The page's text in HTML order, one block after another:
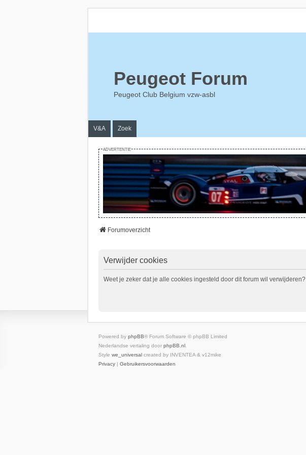
Peugeot Forum
Peugeot Club Belgium vzw-asbl
V&A Zoek
ADVERTENTIE
Forumoverzicht
Verwijder cookies
Weet je zeker dat je alle cookies ingesteld door dit forum wil verwijderen?
Powered by phpBB® Forum Software © phpBB Limited
Nederlandse vertaling door phpBB.nl
Style we_universal created by INVENTEA & v12mike
Privacy | Gebruikersvoorwaarden